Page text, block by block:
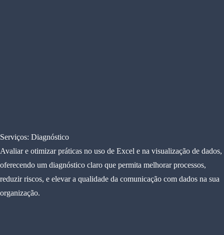
Serviços: Diagnóstico
Avaliar e otimizar práticas no uso de Excel e na visualização de dados,
oferecendo um diagnóstico claro que permita melhorar processos,
reduzir riscos, e elevar a qualidade da comunicação com dados na sua
organização.